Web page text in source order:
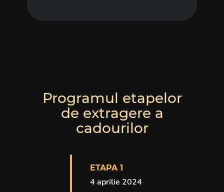
Programul etapelor
de extragere a
cadourilor
ETAPA 1
4 aprilie 2024